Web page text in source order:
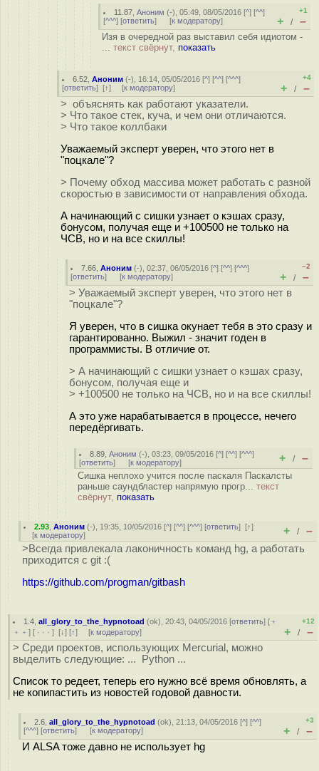
11.87 ,Аноним (-), 05:49, 08/05/2016 [^] [^^]
[^^^] [ответить] [к модератору]
+1
+ / –
Изя в очередной раз выставил себя идиотом -
... текст свёрнут, показать
6.52 ,Аноним (-), 16:14, 05/05/2016 [^] [^^] [^^^]
[ответить] [↑] [к модератору]
+4
+ / –
> объяснять как работают указатели.
> Что такое стек, куча, и чем они отличаются.
> Что такое коллбаки
Уважаемый эксперт уверен, что этого нет в
"поцкале"?
> Почему обход массива может работать с разной
скоростью в зависимости от направления обхода.
А начинающий с сишки узнает о кэшах сразу,
бонусом, получая еще и +100500 не только на
ЧСВ, но и на все скиллы!
7.66 ,Аноним (-), 02:37, 06/05/2016 [^] [^^] [^^^]
[ответить] [к модератору]
–2
+ / –
> Уважаемый эксперт уверен, что этого нет в
"поцкале"?
Я уверен, что в сишка окунает тебя в это сразу и
гарантированно. Выжил - значит годен в
программисты. В отличие от.
> А начинающий с сишки узнает о кэшах сразу,
бонусом, получая еще и
> +100500 не только на ЧСВ, но и на все скиллы!
А это уже нарабатывается в процессе, нечего
передёргивать.
8.89 ,Аноним (-), 03:23, 09/05/2016 [^] [^^] [^^^]
[ответить] [к модератору] + / –
Сишка неплохо учится после паскаля Паскалсты
раньше саундбластер напрямую прогр... текст
свёрнут, показать
2.93 ,Аноним (-), 19:35, 10/05/2016 [^] [^^] [^^^] [ответить][↑]
[к модератору] + / –
>Всегда привлекала лаконичность команд hg, а работать
приходится с git :(
https://github.com/progman/gitbash
1.4 ,all_glory_to_the_hypnotoad (ok), 20:43, 04/05/2016 [ответить] [ ﹢
﹢﹢ ] [ · · · ] [↓] [↑] [к модератору]
+12
+ / –
> Среди проектов, использующих Mercurial, можно
выделить следующие: ... Python ...
Список то редеет, теперь его нужно всё время обновлять, а
не копипастить из новостей годовой давности.
2.6 ,all_glory_to_the_hypnotoad (ok), 21:13, 04/05/2016 [^] [^^]
[^^^] [ответить] [к модератору]
+3
+ / –
И ALSA тоже давно не использует hg